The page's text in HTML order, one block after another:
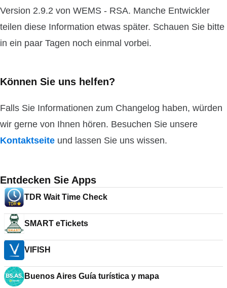
Version 2.9.2 von WEMS - RSA. Manche Entwickler
teilen diese Information etwas später. Schauen Sie bitte
in ein paar Tagen noch einmal vorbei.
Können Sie uns helfen?
Falls Sie Informationen zum Changelog haben, würden
wir gerne von Ihnen hören. Besuchen Sie unsere
Kontaktseite und lassen Sie uns wissen.
Entdecken Sie Apps
TDR Wait Time Check
SMART eTickets
VIFISH
Buenos Aires Guía turística y mapa